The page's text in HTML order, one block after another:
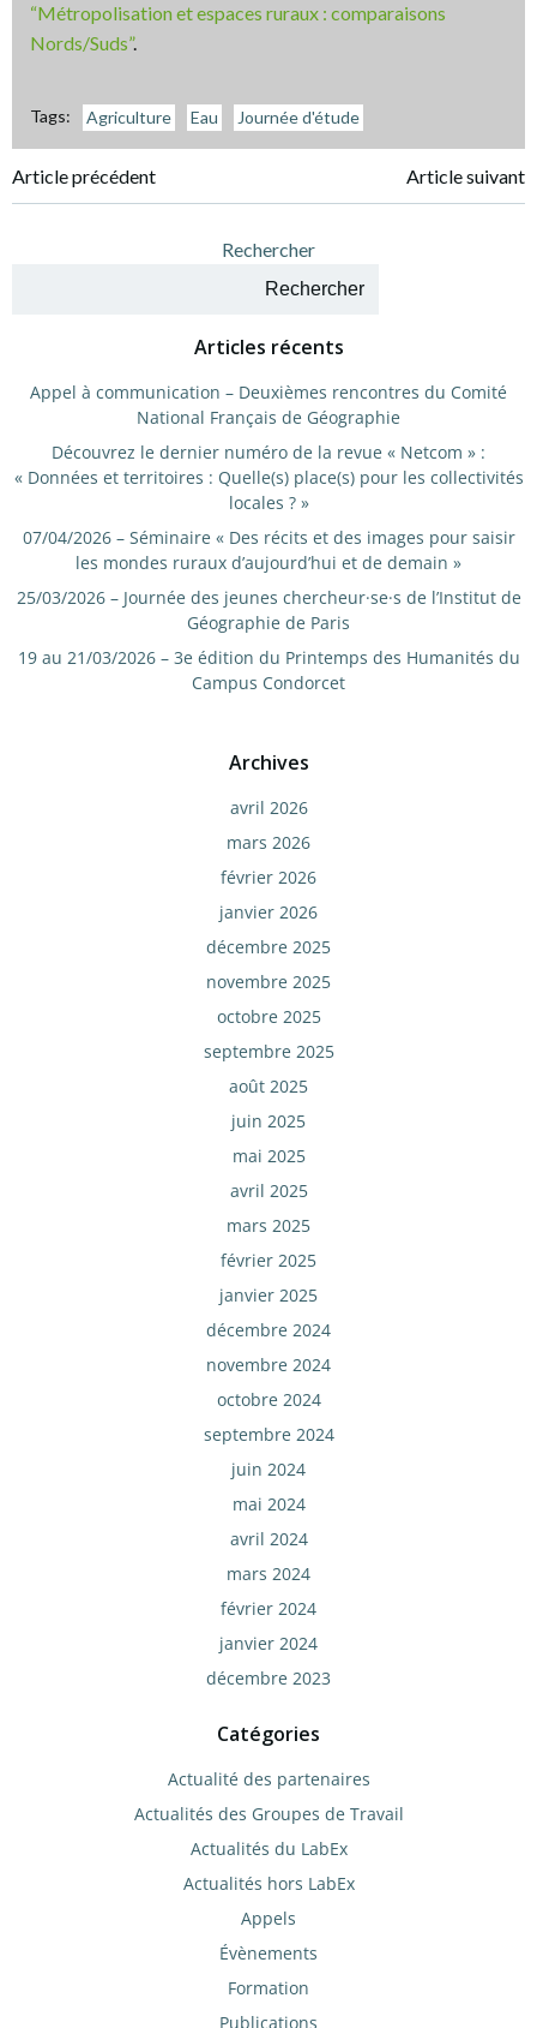
“Métropolisation et espaces ruraux : comparaisons
Nords/Suds”.
Tags: Agriculture Eau Journée d'étude
Navigation
Article précédent
Navigation
de
l’article
Article suivant
Rechercher
Rechercher
Articles récents
Appel à communication – Deuxièmes rencontres du Comité
National Français de Géographie
Découvrez le dernier numéro de la revue « Netcom » :
« Données et territoires : Quelle(s) place(s) pour les collectivités
locales ? »
07/04/2026 – Séminaire « Des récits et des images pour saisir
les mondes ruraux d’aujourd’hui et de demain »
25/03/2026 – Journée des jeunes chercheur·se·s de l’Institut de
Géographie de Paris
19 au 21/03/2026 – 3e édition du Printemps des Humanités du
Campus Condorcet
Archives
avril 2026
mars 2026
février 2026
janvier 2026
décembre 2025
novembre 2025
octobre 2025
septembre 2025
août 2025
juin 2025
mai 2025
avril 2025
mars 2025
février 2025
janvier 2025
décembre 2024
novembre 2024
octobre 2024
septembre 2024
juin 2024
mai 2024
avril 2024
mars 2024
février 2024
janvier 2024
décembre 2023
Catégories
Actualité des partenaires
Actualités des Groupes de Travail
Actualités du LabEx
Actualités hors LabEx
Appels
Évènements
Formation
Publications